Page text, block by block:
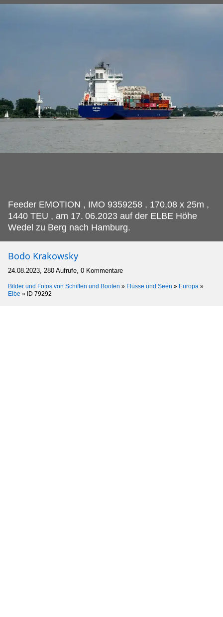
Feeder EMOTION , IMO 9359258 , 170,08 x 25m ,
1440 TEU , am 17. 06.2023 auf der ELBE Höhe
Wedel zu Berg nach Hamburg.
Bodo Krakowsky
24.08.2023, 280 Aufrufe, 0 Kommentare
Bilder und Fotos von Schiffen und Booten » Flüsse und Seen » Europa »
Elbe » ID 79292